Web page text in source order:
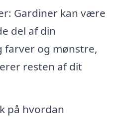
Gardiner kan være
del af din
og mønstre,
resten af dit
på hvordan